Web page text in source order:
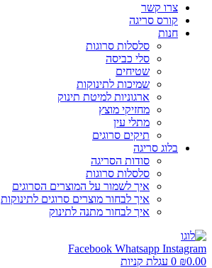
צרו קשר
קורס סריגה
חנות
סלסלות סרוגות
סלי כביסה
שטיחים
שמיכות לתינוקות
ארגוניות למיטת תינוק
מחזיקי מוצץ
מתלי עין
תיקים סרוגים
בלוג סריגה
סודות הסריגה
סלסלות סרוגות
איך לשמור על המוצרים הסרוגים
איך לבחור מוצרים סרוגים לתינוקות
איך לבחור מתנה לתינוק
Facebook Whatsapp Instagram
₪0.00
0 עגלת קניות